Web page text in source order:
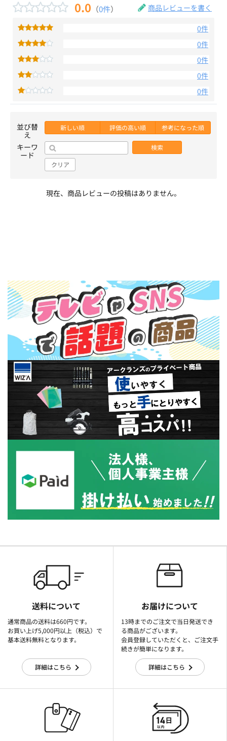
0.0 （0件） 商品レビューを書く
0件
0件
0件
0件
0件
並び替
え
新しい順 評価の高い順 参考になった順
キーワ
ード
検索
クリア
現在、商品レビューの投稿はありません。
送料について
通常商品の送料は660円です。
お買い上げ5,000円以上（税込）で
基本送料無料となります。
詳細はこちら
お届けについて
13時までのご注文で当日発送でき
る商品がございます。
会員登録していただくと、ご注文手
続きが簡単になります。
詳細はこちら